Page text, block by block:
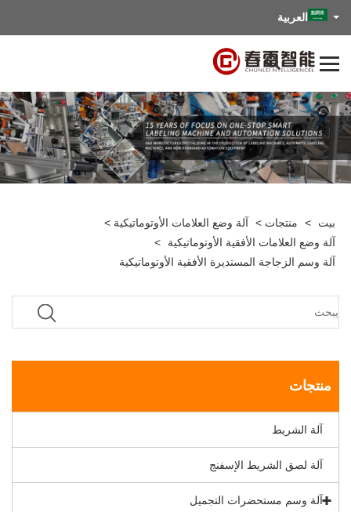
العربية
بيت > منتجات > آلة وضع العلامات الأوتوماتيكية >
آلة وضع العلامات الأفقية الأوتوماتيكية
>
آلة وسم الزجاجة المستديرة الأفقية الأوتوماتيكية
منتجات
آلة الشريط
آلة لصق الشريط الإسفنج
آلة وسم مستحضرات التجميل